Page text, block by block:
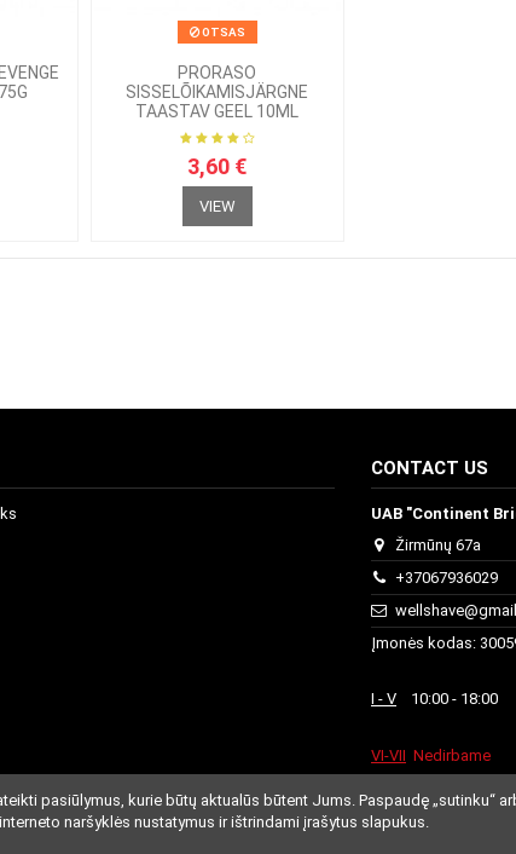
OTSAS
PRORASO
SISSELÕIKAMISJÄRGNE
TAASTAV GEEL 10ML
3,60 €
VIEW
CONTACT US
UAB "Continent
Žirmūnų 67a
+37067936029
Įmonės kodas:
I - V 10:00 - 18:00
VI-VII Nedirbame
pasiūlymus, kurie būtų aktualūs būtent Jums. Paspaudę „sutinku“
naršyklės nustatymus ir ištrindami įrašytus slapukus.